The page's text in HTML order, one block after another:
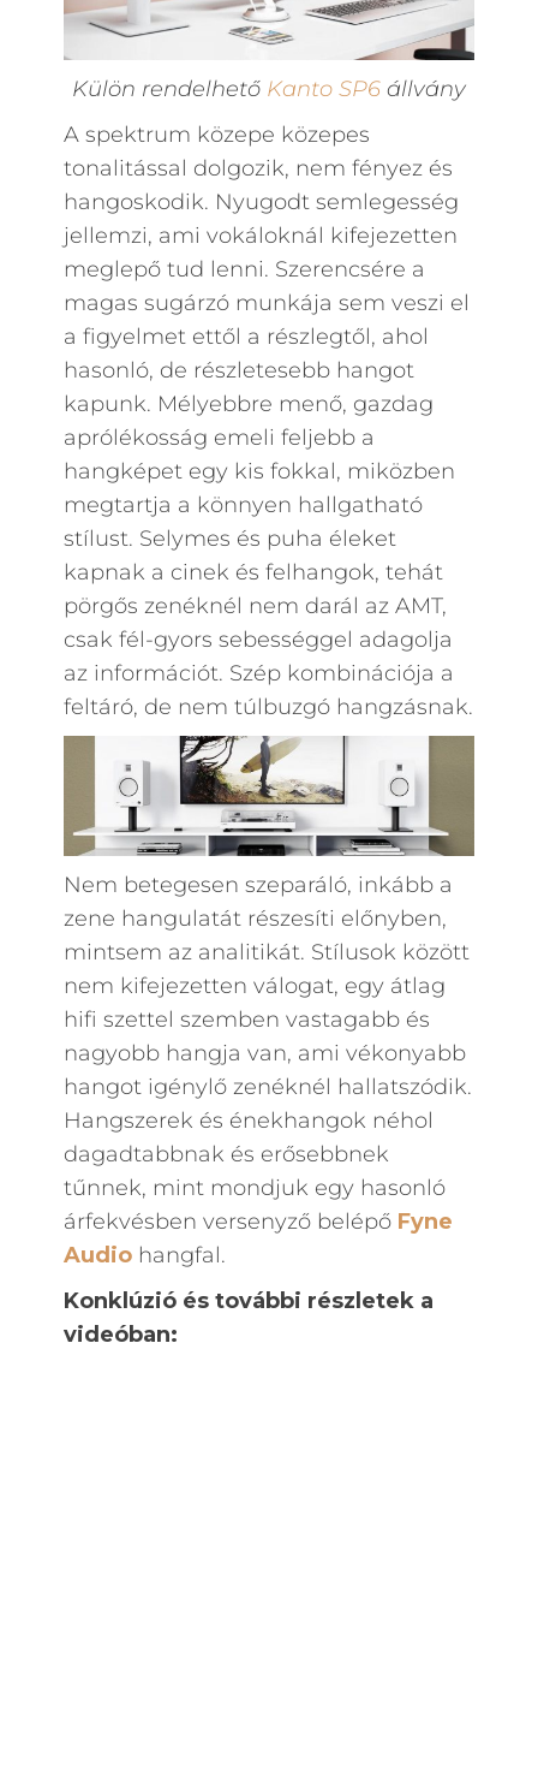
Külön rendelhető Kanto SP6 állvány
A spektrum közepe közepes
tonalitással dolgozik, nem fényez és
hangoskodik. Nyugodt semlegesség
jellemzi, ami vokáloknál kifejezetten
meglepő tud lenni. Szerencsére a
magas sugárzó munkája sem veszi el
a figyelmet ettől a részlegtől, ahol
hasonló, de részletesebb hangot
kapunk. Mélyebbre menő, gazdag
aprólékosság emeli feljebb a
hangképet egy kis fokkal, miközben
megtartja a könnyen hallgatható
stílust. Selymes és puha éleket
kapnak a cinek és felhangok, tehát
pörgős zenéknél nem darál az AMT,
csak fél-gyors sebességgel adagolja
az információt. Szép kombinációja a
feltáró, de nem túlbuzgó hangzásnak.
Nem betegesen szeparáló, inkább a
zene hangulatát részesíti előnyben,
mintsem az analitikát. Stílusok között
nem kifejezetten válogat, egy átlag
hifi szettel szemben vastagabb és
nagyobb hangja van, ami vékonyabb
hangot igénylő zenéknél hallatszódik.
Hangszerek és énekhangok néhol
dagadtabbnak és erősebbnek
tűnnek, mint mondjuk egy hasonló
árfekvésben versenyző belépő Fyne
Audiohangfal.
Konklúzió és további részletek a
videóban: